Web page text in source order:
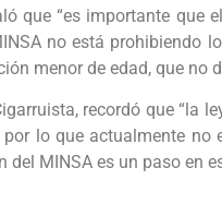
que “es importante
no está prohibiendo
menor de edad, que no
recordó que
lo que actualmente
MINSA es un paso en